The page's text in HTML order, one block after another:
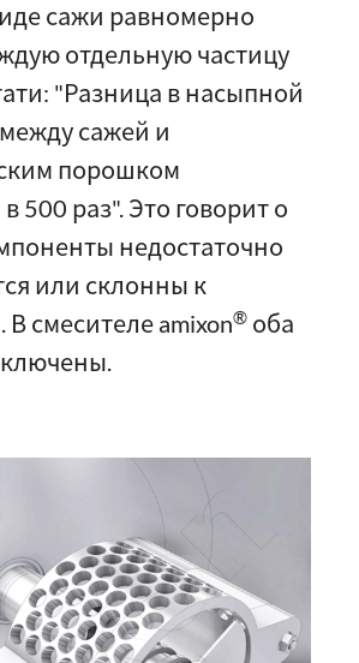
сажи равномерно
отдельную частицу
"Разница в насыпной
сажей и
порошком
500 раз". Это говорит о
недостаточно
или склонны к
В смесителе amixon® оба